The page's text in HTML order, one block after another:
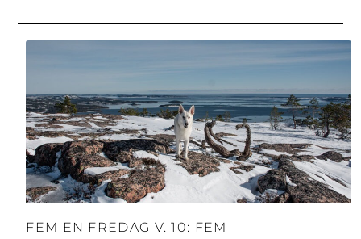
FEM EN FREDAG V. 10: FEM